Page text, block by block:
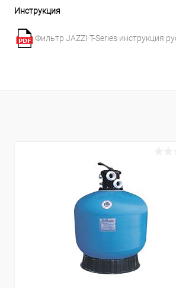
Инструкция
Фильтр JAZZI T-Series инструкция